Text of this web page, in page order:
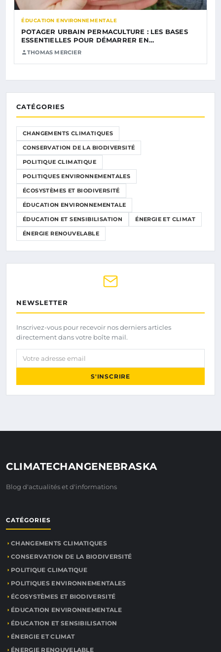
ÉDUCATION ENVIRONNEMENTALE
POTAGER URBAIN PERMACULTURE : LES BASES
ESSENTIELLES POUR DÉMARRER EN…
THOMAS MERCIER
CATÉGORIES
CHANGEMENTS CLIMATIQUES
CONSERVATION DE LA BIODIVERSITÉ
POLITIQUE CLIMATIQUE
POLITIQUES ENVIRONNEMENTALES
ÉCOSYSTÈMES ET BIODIVERSITÉ
ÉDUCATION ENVIRONNEMENTALE
ÉDUCATION ET SENSIBILISATION ÉNERGIE ET CLIMAT
ÉNERGIE RENOUVELABLE
NEWSLETTER
Inscrivez-vous pour recevoir nos derniers articles
directement dans votre boîte mail.
Votre adresse email
S'INSCRIRE
CLIMATECHANGENEBRASKA
Blog d'actualités et d'informations
CATÉGORIES
CHANGEMENTS CLIMATIQUES
CONSERVATION DE LA BIODIVERSITÉ
POLITIQUE CLIMATIQUE
POLITIQUES ENVIRONNEMENTALES
ÉCOSYSTÈMES ET BIODIVERSITÉ
ÉDUCATION ENVIRONNEMENTALE
ÉDUCATION ET SENSIBILISATION
ÉNERGIE ET CLIMAT
ÉNERGIE RENOUVELABLE